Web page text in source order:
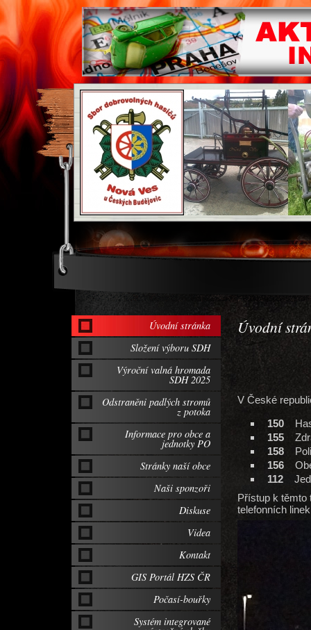
Úvodní
V České
150
155
158
156
112
Přístup k těmto
telefonních
Úvodní stránka
Složení výboru SDH
Výroční valná hromada
SDH 2025
Odstraněni padlých stromů
z potoka
Informace pro obce a
jednotky PO
Stránky naší obce
Naši sponzoři
Diskuse
Videa
Kontakt
GIS Portál HZS ČR
Počasí-bouřky
Systém integrované